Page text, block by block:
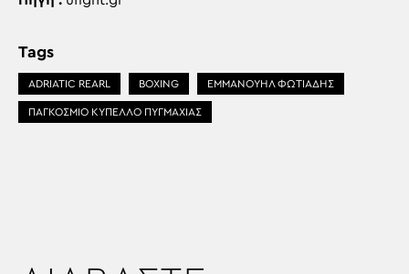
Tags
ADRIATIC REARL BOXING ΕΜΜΑΝΟΥΗΛ ΦΩΤΙΑΔΗΣ
ΠΑΓΚΟΣΜΙΟ ΚΥΠΕΛΛΟ ΠΥΓΜΑΧΙΑΣ